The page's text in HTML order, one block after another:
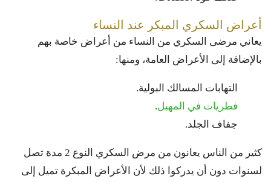
أعراض السكري المبكر عند النساء
يعاني مرضى السكري من النساء من أعراض خاصة بهم
بالإضافة إلى الأعراض العامة، ومنها:
التهابات المسالك البولية.
فطريات في المهبل.
جفاف الجلد.
كثير من الناس يعانون من مرض السكري النوع 2 مدة تصل
لسنوات دون أن يدركوا ذلك لأن الأعراض المبكرة تميل إلى